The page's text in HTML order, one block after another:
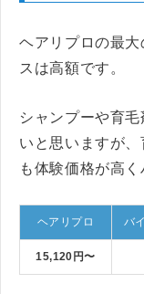
ヘアリプロの最
スは高額です。
シャンプーや育
いと思いますが
も体験価格が高く
ヘアリプロ バ
15,120円〜